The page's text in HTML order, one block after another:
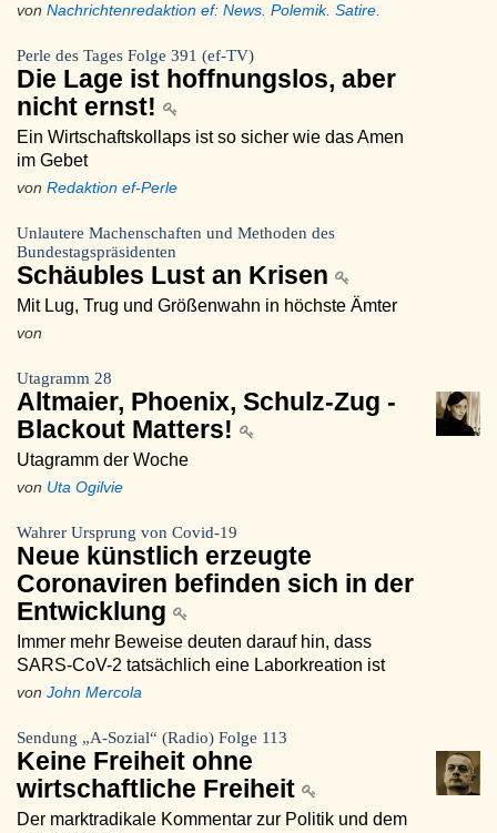
von Nachrichtenredaktion ef: News. Polemik. Satire.
Perle des Tages Folge 391 (ef-TV)
Die Lage ist hoffnungslos, aber
nicht ernst!
Ein Wirtschaftskollaps ist so sicher wie das Amen
im Gebet
von Redaktion ef-Perle
Unlautere Machenschaften und Methoden des
Bundestagspräsidenten
Schäubles Lust an Krisen
Mit Lug, Trug und Größenwahn in höchste Ämter
von
Utagramm 28
Altmaier, Phoenix, Schulz-Zug -
Blackout Matters!
Utagramm der Woche
von Uta Ogilvie
Wahrer Ursprung von Covid-19
Neue künstlich erzeugte
Coronaviren befinden sich in der
Entwicklung
Immer mehr Beweise deuten darauf hin, dass
SARS-CoV-2 tatsächlich eine Laborkreation ist
von John Mercola
Sendung „A-Sozial“ (Radio) Folge 113
Keine Freiheit ohne
wirtschaftliche Freiheit
Der marktradikale Kommentar zur Politik und dem